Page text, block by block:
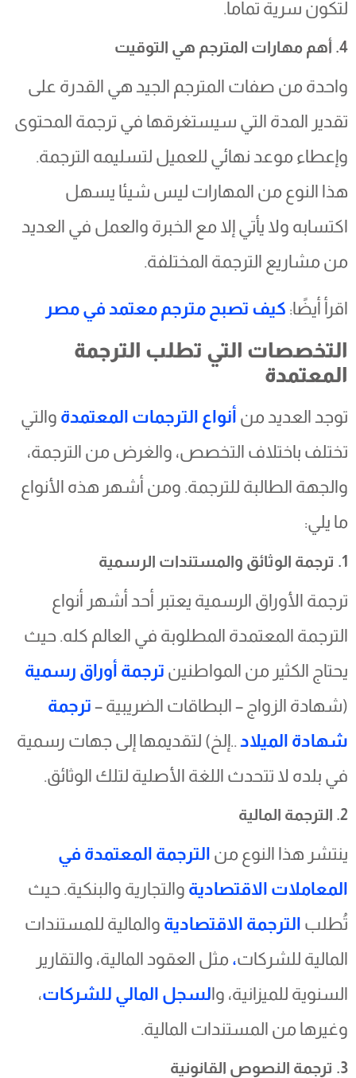
لتكون سرية تماما.
4. أهم مهارات المترجم هي التوقيت
واحدة من صفات المترجم الجيد هي القدرة على
تقدير المدة التي سيستغرقها في ترجمة المحتوى
وإعطاء موعد نهائي للعميل لتسليمه الترجمة.
هذا النوع من المهارات ليس شيئا يسهل
اكتسابه ولا يأتي إلا مع الخبرة والعمل في العديد
من مشاريع الترجمة المختلفة.
اقرأ أيضًا:كيف تصبح مترجم معتمد في مصر
التخصصات التي تطلب الترجمة
المعتمدة
توجد العديد منأنواع الترجمات المعتمدةوالتي
تختلف باختلاف التخصص، والغرض من الترجمة،
والجهة الطالبة للترجمة. ومن أشهر هذه الأنواع
ما يلي:
ترجمة الأوراق الرسمية يعتبر أحد أشهر أنواع
الترجمة المعتمدة المطلوبة في العالم كله. حيث
يحتاج الكثير من المواطنينترجمة أوراق رسمية
(شهادة الزواج – البطاقات الضريبية –ترجمة
شهادة الميلاد..إلخ) لتقديمها إلى جهات رسمية
في بلده لا تتحدث اللغة الأصلية لتلك الوثائق.
2. الترجمة المالية
ينتشر هذا النوع منالترجمة المعتمدة في
المعاملات الاقتصاديةوالتجارية والبنكية. حيث
تُطلبالترجمة الاقتصاديةوالمالية للمستندات
المالية للشركات،مثل العقود المالية، والتقارير
السنوية للميزانية، والسجل المالي للشركات،
وغيرها من المستندات المالية.
3. ترجمة النصوص القانونية